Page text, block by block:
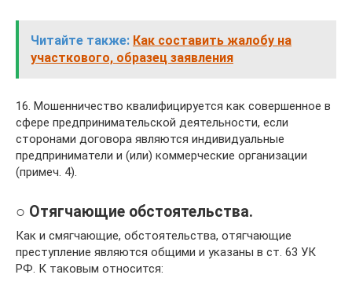
Читайте также: Как составить жалобу на
участкового, образец заявления
16. Мошенничество квалифицируется как совершенное в
сфере предпринимательской деятельности, если
сторонами договора являются индивидуальные
предприниматели и (или) коммерческие организации
(примеч. 4).
○ Отягчающие обстоятельства.
Как и смягчающие, обстоятельства, отягчающие
преступление являются общими и указаны в ст. 63 УК
РФ. К таковым относится: